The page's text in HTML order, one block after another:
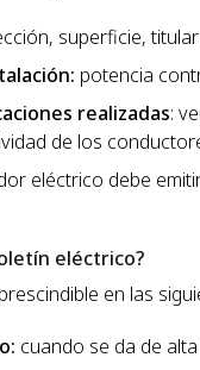
superficie,
potencia
realizadas:
de los
eléctrico debe
eléctrico?
en las
cuando se da de